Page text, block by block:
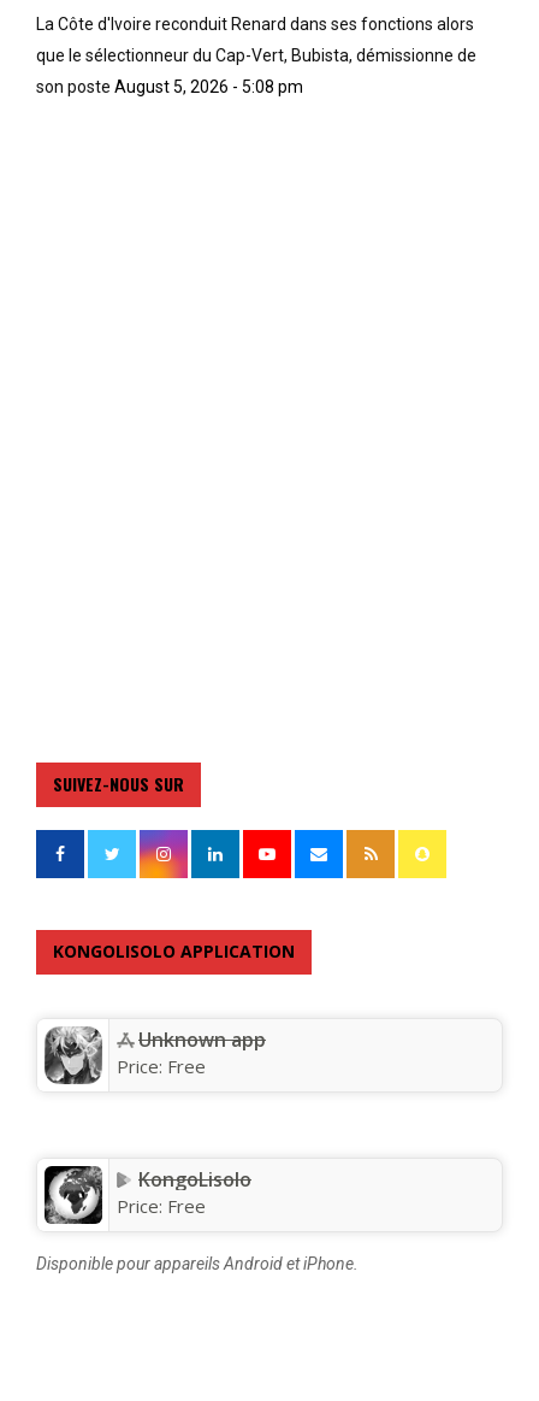
La Côte d'Ivoire reconduit Renard dans ses fonctions alors
que le sélectionneur du Cap-Vert, Bubista, démissionne de
son poste August 5, 2026 - 5:08 pm
SUIVEZ-NOUS SUR
KONGOLISOLO APPLICATION
Unknown app
Price: Free
KongoLisolo
Price: Free
Disponible pour appareils Android et iPhone.